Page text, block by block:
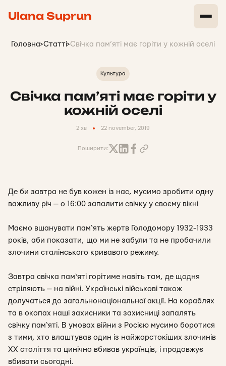
Ulana Suprun
Головна>Статті>Свічка пам’яті має горіти у кожній оселі
Культура
Свічка пам’яті має горіти у
кожній оселі
2 хв 22 november, 2019
Поширити:
Де би завтра не був кожен із нас, мусимо зробити одну
важливу річ — о 16:00 запалити свічку у своєму вікні
Маємо вшанувати пам‘ять жертв Голодомору 1932-1933
років, аби показати, що ми не забули та не пробачили
злочини сталінського кривавого режиму.
Завтра свічка пам‘яті горітиме навіть там, де щодня
стріляють — на війні. Українські військові також
долучаться до загальнонаціональної акції. На кораблях
та в окопах наші захисники та захисниці запалять
свічку пам‘яті. В умовах війни з Росією мусимо боротися
з тими, хто влаштував один із найжорстокіших злочинів
XX століття та цинічно вбивав українців, і продовжує
вбивати сьогодні.